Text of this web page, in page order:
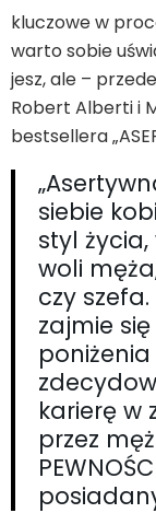
kluczowe w
warto sobie
jesz, ale –
Robert Alberti i
bestsellera
siebie
styl
woli
czy
zajmie
karierę w
przez